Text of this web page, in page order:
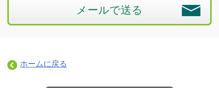
メールで送る
ホームに戻る